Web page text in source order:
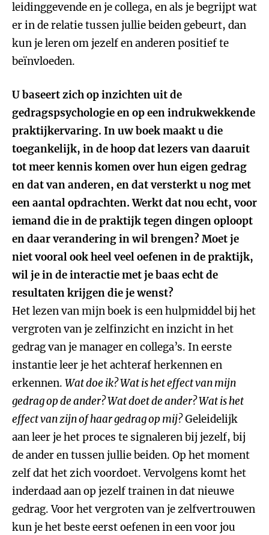
leidinggevende en je collega, en als je begrijpt wat
er in de relatie tussen jullie beiden gebeurt, dan
kun je leren om jezelf en anderen positief te
beïnvloeden.
U baseert zich op inzichten uit de
gedragspsychologie en op een indrukwekkende
praktijkervaring. In uw boek maakt u die
toegankelijk, in de hoop dat lezers van daaruit
tot meer kennis komen over hun eigen gedrag
en dat van anderen, en dat versterkt u nog met
een aantal opdrachten. Werkt dat nou echt, voor
iemand die in de praktijk tegen dingen oploopt
en daar verandering in wil brengen? Moet je
niet vooral ook heel veel oefenen in de praktijk,
wil je in de interactie met je baas echt de
resultaten krijgen die je wenst?
Het lezen van mijn boek is een hulpmiddel bij het
vergroten van je zelfinzicht en inzicht in het
gedrag van je manager en collega’s. In eerste
instantie leer je het achteraf herkennen en
erkennen. Wat doe ik? Wat is het effect van mijn
gedrag op de ander? Wat doet de ander? Wat is het
effect van zijn of haar gedrag op mij?Geleidelijk
aan leer je het proces te signaleren bij jezelf, bij
de ander en tussen jullie beiden. Op het moment
zelf dat het zich voordoet. Vervolgens komt het
inderdaad aan op jezelf trainen in dat nieuwe
gedrag. Voor het vergroten van je zelfvertrouwen
kun je het beste eerst oefenen in een voor jou